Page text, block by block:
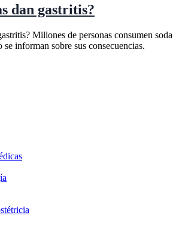
dan gastritis?
Millones de personas consumen soda
se informan sobre sus consecuencias.